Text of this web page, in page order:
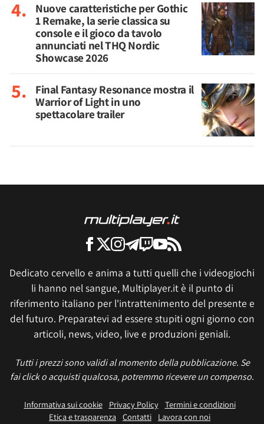
Nuove caratteristiche per Gothic
1 Remake, la serie classica su
console e il gioco da tavolo
annunciati nel THQ Nordic
Showcase 2026
Final Fantasy Resonance mostra il
Warrior of Light in uno
spettacolare trailer
Dedicato cervello e anima a tutti quelli che i videogiochi
li hanno nel sangue, Multiplayer.it è il punto di
riferimento italiano per l'intrattenimento del presente e
del futuro. Preparatevi ad essere stupiti ogni giorno con
articoli, news, video, live e produzioni geniali.
Tutti i prezzi sono validi al momento della pubblicazione. Se
fai click o acquisti qualcosa, potremmo ricevere un compenso.
Informativa sui cookie Privacy Policy
Termini e condizioni
Etica e trasparenza Contatti Lavora con noi